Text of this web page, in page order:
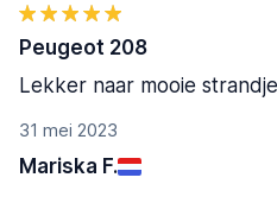
31 mei 2023
Mariska F.
Peugeot 208
Lekker naar mooie